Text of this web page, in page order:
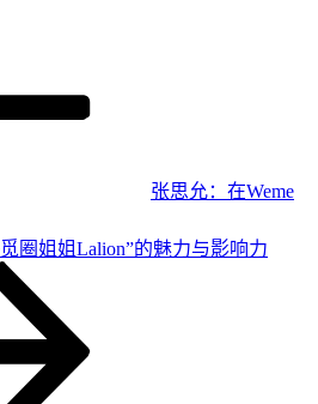
张思允：在Weme
圈姐姐Lalion”的魅力与影响力